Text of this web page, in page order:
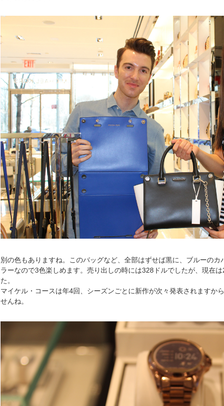
別の色もありますね。このバッグなど、全部はずせば黒に、ブルーのカ
ラーなので3色楽しめます。売り出しの時には328ドルでしたが、現在
た。
マイケル・コースは年4回、シーズンごとに新作が次々発表されますか
せんね。